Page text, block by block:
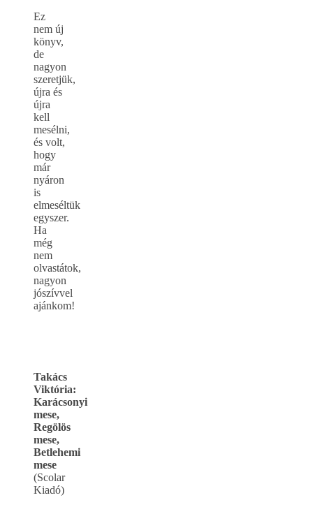
Ez
nem új
könyv,
de
nagyon
szeretjük,
újra és
újra
kell
mesélni,
és volt,
hogy
már
nyáron
is
elmeséltük
egyszer.
Ha
még
nem
olvastátok,
nagyon
jószívvel
ajánkom!
Takács
Viktória:
Karácsonyi
mese,
Regölös
mese,
Betlehemi
mese
(Scolar
Kiadó)